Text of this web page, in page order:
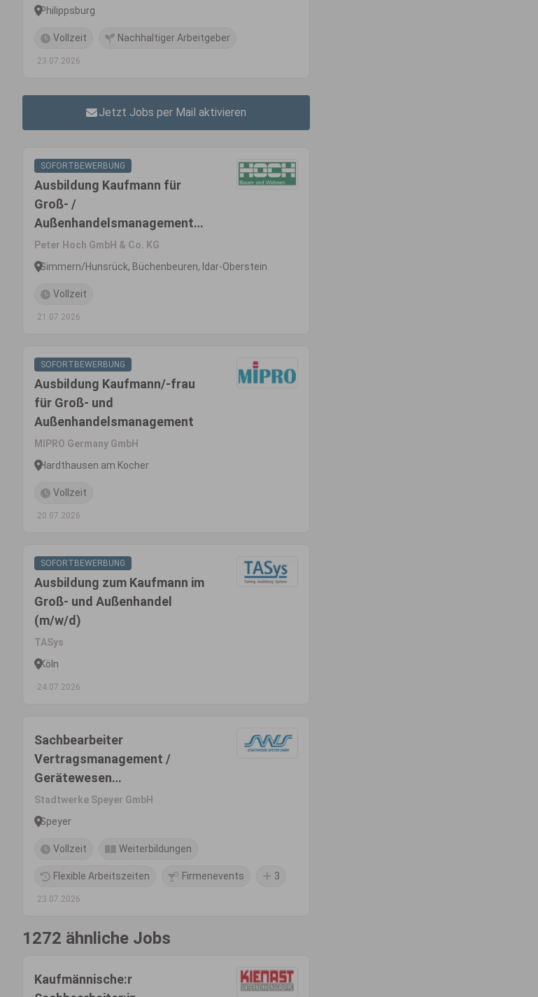
Philippsburg
Vollzeit Nachhaltiger Arbeitgeber
23.07.2026
Jetzt Jobs per Mail aktivieren
SOFORTBEWERBUNG
Ausbildung Kaufmann für
Groß- /
Außenhandelsmanagement
(m/w/d)
Peter Hoch GmbH & Co. KG
Simmern/Hunsrück, Büchenbeuren, Idar-Oberstein
Vollzeit
21.07.2026
SOFORTBEWERBUNG
Ausbildung Kaufmann/-frau
für Groß- und
Außenhandelsmanagement
MIPRO Germany GmbH
Hardthausen am Kocher
Vollzeit
20.07.2026
SOFORTBEWERBUNG
Ausbildung zum Kaufmann im
Groß- und Außenhandel
(m/w/d)
TASys
Köln
24.07.2026
Sachbearbeiter
Vertragsmanagement /
Gerätewesen
(Industriekaufmann,
Kaufmann für Groß- und
ä.) (m/w/d) -
Energiewirtschaft
Stadtwerke Speyer GmbH
Speyer
Vollzeit Weiterbildungen
Flexible Arbeitszeiten Firmenevents 3
23.07.2026
1272 ähnliche Jobs
Kaufmännische:r